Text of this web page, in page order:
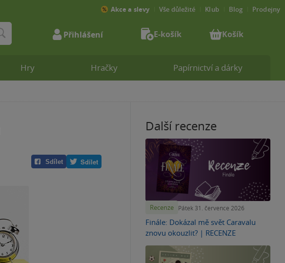
Sdílet Sdílet
Další recenze
Recenze Pátek 31. července 2026
Finále: Dokázal mě svět Caravalu
znovu okouzlit? | RECENZE
Hry Hračky Papírnictví a dárky
Akce a slevy Vše důležité Klub Blog Prodejny
Přihlášení E-košík Košík